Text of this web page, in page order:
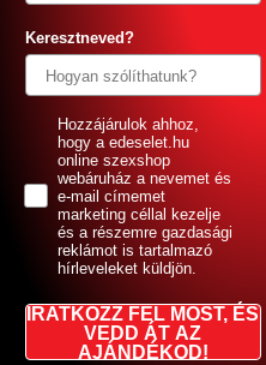
Keresztneved?
GDPRHozzájárulok ahhoz,
hogy a edeselet.hu
online szexshop
webáruház a nevemet és
e-mail címemet
marketing céllal kezelje
és a részemre gazdasági
reklámot is tartalmazó
hírleveleket küldjön.
IRATKOZZ FEL MOST, ÉS
VEDD ÁT AZ
AJÁNDÉKOD!